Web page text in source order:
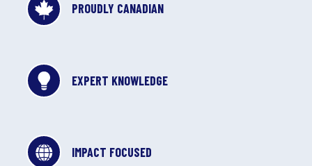
PROUDLY CANADIAN
EXPERT KNOWLEDGE
IMPACT FOCUSED